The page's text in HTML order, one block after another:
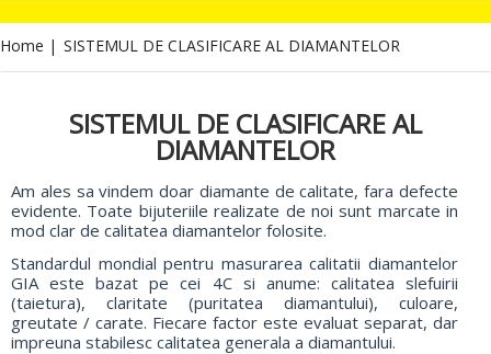
Home | SISTEMUL DE CLASIFICARE AL DIAMANTELOR
SISTEMUL DE CLASIFICARE AL
DIAMANTELOR
Am ales sa vindem doar diamante de calitate, fara defecte
evidente. Toate bijuteriile realizate de noi sunt marcate in
mod clar de calitatea diamantelor folosite.
Standardul mondial pentru masurarea calitatii diamantelor
GIA este bazat pe cei 4C si anume: calitatea slefuirii
(taietura), claritate (puritatea diamantului), culoare,
greutate / carate. Fiecare factor este evaluat separat, dar
impreuna stabilesc calitatea generala a diamantului.